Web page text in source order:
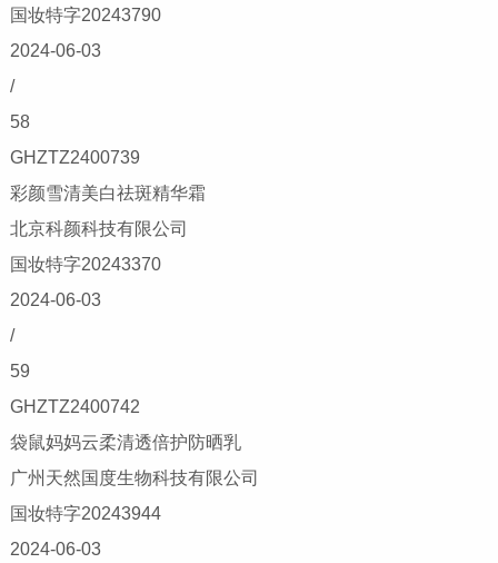
国妆特字20243790
2024-06-03
/
58
GHZTZ2400739
彩颜雪清美白祛斑精华霜
北京科颜科技有限公司
国妆特字20243370
2024-06-03
/
59
GHZTZ2400742
袋鼠妈妈云柔清透倍护防晒乳
广州天然国度生物科技有限公司
国妆特字20243944
2024-06-03